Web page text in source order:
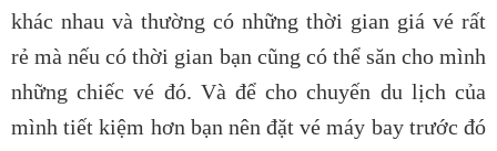
khác nhau và thường có những thời gian giá vé rất
rẻ mà nếu có thời gian bạn cũng có thể săn cho mình
những chiếc vé đó. Và để cho chuyến du lịch của
mình tiết kiệm hơn bạn nên đặt vé máy bay trước đó